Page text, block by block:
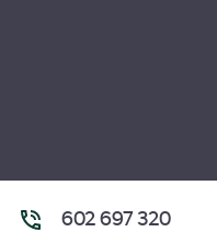
602 697 320